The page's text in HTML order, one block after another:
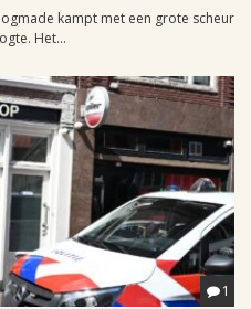
kampt met een grote scheur
Het...
1